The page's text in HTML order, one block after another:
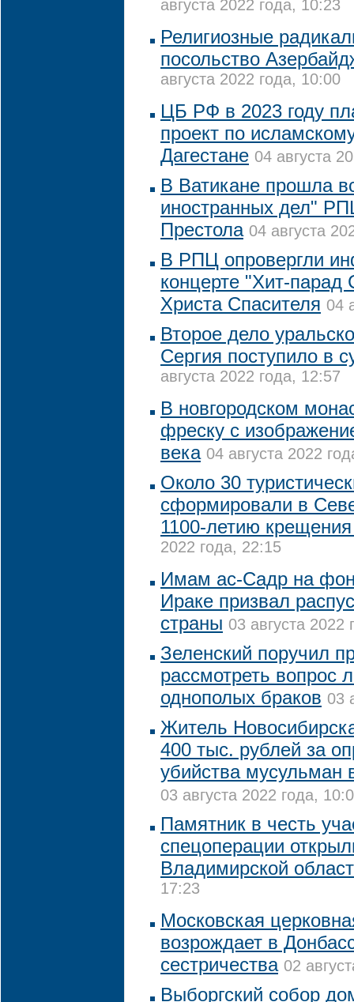
августа 2022 года, 10:23
Религиозные
посольство
августа 2022 года, 10:00
ЦБ РФ в 2023 году
проект по
Дагестане 04 августа
В Ватикане прошла
иностранных дел"
Престола 04 августа
В РПЦ опровергли
концерте "Хит-
Христа Спасителя 04
Второе дело
Сергия поступило в
августа 2022 года, 12:57
В новгородском
фреску с
века 04 августа 2022
Около 30
сформировали в
1100-летию
2022 года, 22:15
Имам ас-Садр на
Ираке призвал
страны 03 августа 2022
Зеленский поручил
рассмотреть вопрос
однополых браков 03
Житель
400 тыс. рублей за
убийства мусульман
03 августа 2022 года,
Памятник в честь
спецоперации
Владимирской
17:23
Московская
возрождает в
сестричества 02
Выборгский собор